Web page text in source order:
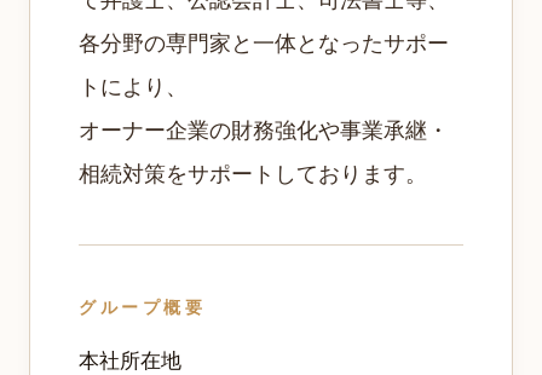
各分野の専門家と一体となったサポー
トにより、
オーナー企業の財務強化や事業承継・
相続対策をサポートしております。
グループ概要
本社所在地